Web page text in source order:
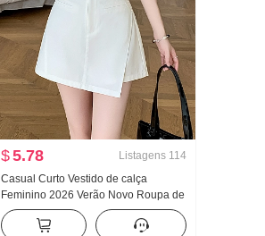
$5.78 Listagens 114
Casual Curto Vestido de calça
Feminino 2026 Verão Novo Roupa de
trabalho Vestido de calça Cintura alta
Largura Pernas Calça tipo bota Uso